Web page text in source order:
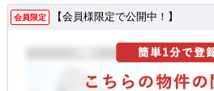
会員限定 【会員様限定で公開中！】